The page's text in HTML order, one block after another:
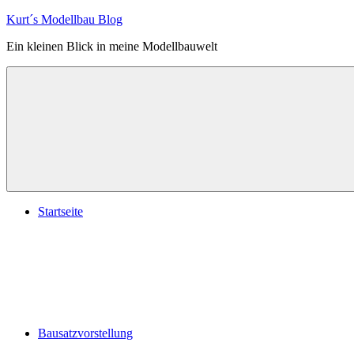
Zum
springen
Kurt´s Modellbau Blog
Ein kleinen Blick in meine Modellbauwelt
Startseite
Bausatzvorstellung